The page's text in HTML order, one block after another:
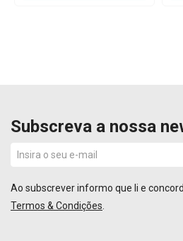
Subscreva a nossa
Ao subscrever informo que li e
Termos & Condições